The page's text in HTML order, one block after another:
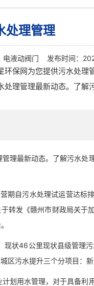
处理管理
电液动阀门 发布时间：
环保网为您提供污水处理
处理管理最新动态。了解
最新动态。了解污水处
自污水处理试运营达标
转发《赣州市财政局关于
状46公里现状县级管理
区污水提升三个分项目：
用水管理，对于具备利用